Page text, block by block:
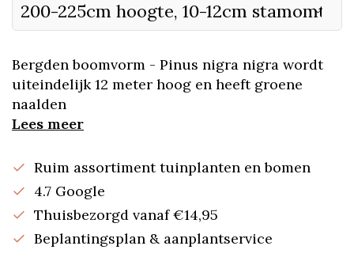
Bergden boomvorm - Pinus nigra nigra wordt
uiteindelijk 12 meter hoog en heeft groene
naalden
Lees meer
Ruim assortiment tuinplanten en bomen
4.7 Google
Thuisbezorgd vanaf €14,95
Beplantingsplan & aanplantservice